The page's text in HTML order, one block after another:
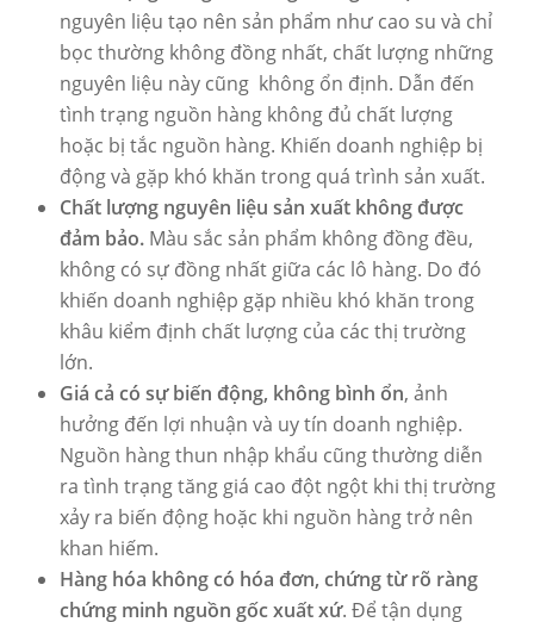
nguyên liệu tạo nên sản phẩm như cao su và chỉ
bọc thường không đồng nhất, chất lượng những
nguyên liệu này cũng không ổn định. Dẫn đến
tình trạng nguồn hàng không đủ chất lượng
hoặc bị tắc nguồn hàng. Khiến doanh nghiệp bị
động và gặp khó khăn trong quá trình sản xuất.
Chất lượng nguyên liệu sản xuất không được
đảm bảo. Màu sắc sản phẩm không đồng đều,
không có sự đồng nhất giữa các lô hàng. Do đó
khiến doanh nghiệp gặp nhiều khó khăn trong
khâu kiểm định chất lượng của các thị trường
lớn.
Giá cả có sự biến động, không bình ổn, ảnh
hưởng đến lợi nhuận và uy tín doanh nghiệp.
Nguồn hàng thun nhập khẩu cũng thường diễn
ra tình trạng tăng giá cao đột ngột khi thị trường
xảy ra biến động hoặc khi nguồn hàng trở nên
khan hiếm.
Hàng hóa không có hóa đơn, chứng từ rõ ràng
chứng minh nguồn gốc xuất xứ. Để tận dụng